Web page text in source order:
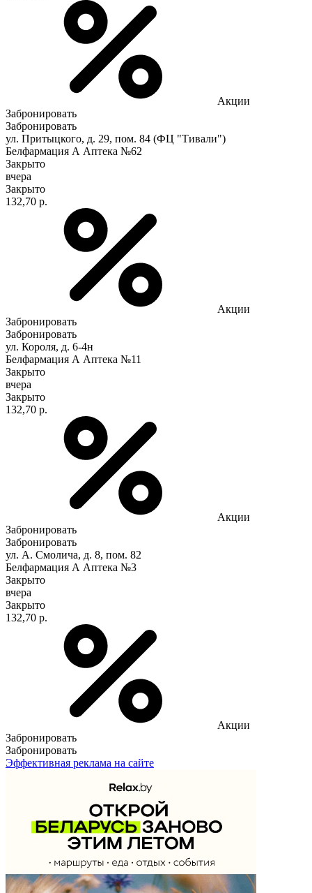
Акции
Забронировать
Забронировать
ул. Притыцкого, д. 29, пом. 84 (ФЦ "Тивали")
Белфармация А Аптека №62
Закрыто
вчера
Закрыто
132,70 р.
Акции
Забронировать
Забронировать
ул. Короля, д. 6-4н
Белфармация А Аптека №11
Закрыто
вчера
Закрыто
132,70 р.
Акции
Забронировать
Забронировать
ул. А. Смолича, д. 8, пом. 82
Белфармация А Аптека №3
Закрыто
вчера
Закрыто
132,70 р.
Акции
Забронировать
Забронировать
Эффективная реклама на сайте